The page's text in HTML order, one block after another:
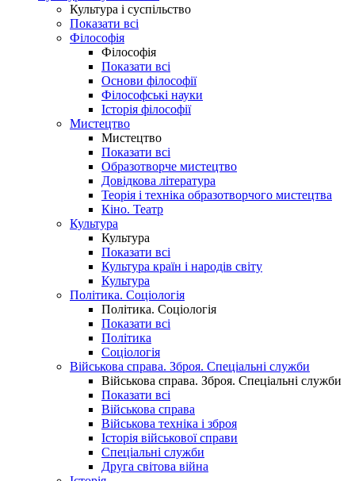
Культура і суспільство
Показати всі
Філософія
Філософія
Показати всі
Основи філософії
Філософські науки
Історія філософії
Мистецтво
Мистецтво
Показати всі
Образотворче мистецтво
Довідкова література
Теорія і техніка образотворчого мистецтва
Кіно. Театр
Культура
Культура
Показати всі
Культура країн і народів світу
Культура
Політика. Соціологія
Політика. Соціологія
Показати всі
Політика
Соціологія
Військова справа. Зброя. Спеціальні служби
Військова справа. Зброя. Спеціальні служби
Показати всі
Військова справа
Військова техніка і зброя
Історія військової справи
Спеціальні служби
Друга світова війна